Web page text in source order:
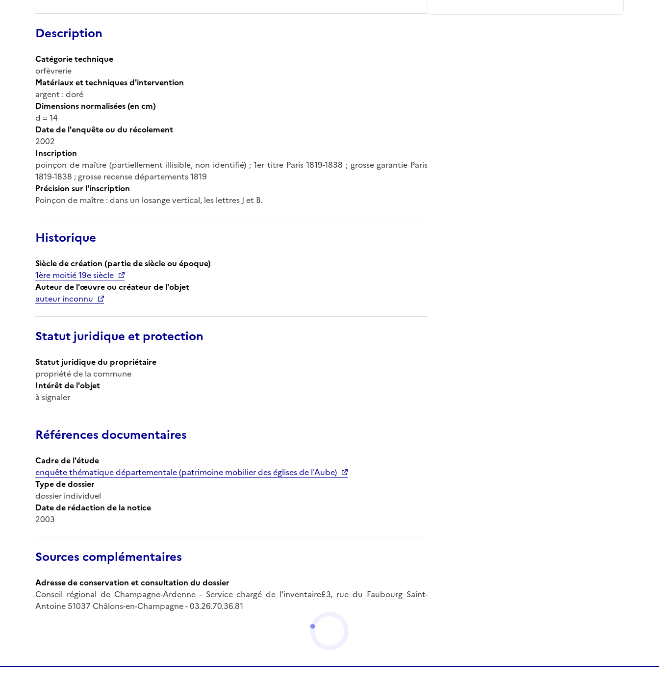
Description
Catégorie technique
orfèvrerie
Matériaux et techniques d'intervention
argent : doré
Dimensions normalisées (en cm)
d = 14
Date de l'enquête ou du récolement
2002
Inscription
poinçon de maître (partiellement illisible, non identifié) ; 1er titre Paris 1819-1838 ; grosse garantie Paris
1819-1838 ; grosse recense départements 1819
Précision sur l'inscription
Poinçon de maître : dans un losange vertical, les lettres J et B.
Historique
Siècle de création (partie de siècle ou époque)
1ère moitié 19e siècle
Auteur de l'œuvre ou créateur de l'objet
auteur inconnu
Statut juridique et protection
Statut juridique du propriétaire
propriété de la commune
Intérêt de l'objet
à signaler
Références documentaires
Cadre de l'étude
enquête thématique départementale (patrimoine mobilier des églises de l'Aube)
Type de dossier
dossier individuel
Date de rédaction de la notice
2003
Sources complémentaires
Adresse de conservation et consultation du dossier
Conseil régional de Champagne-Ardenne - Service chargé de l'inventaire£3, rue du Faubourg Saint-
Antoine 51037 Châlons-en-Champagne - 03.26.70.36.81